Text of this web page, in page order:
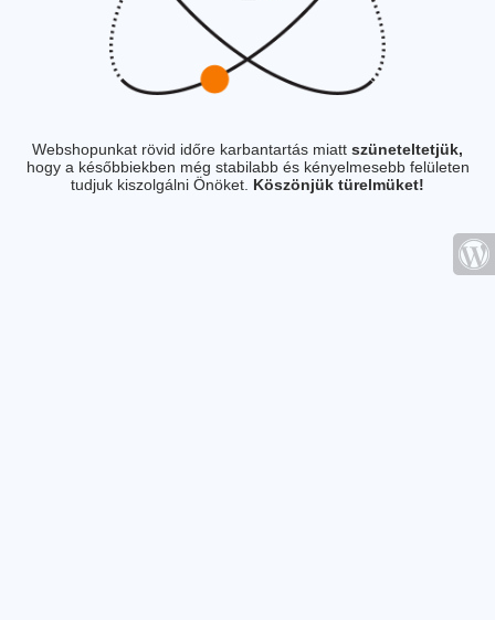
Webshopunkat rövid időre karbantartás miatt szüneteltetjük,
hogy a későbbiekben még stabilabb és kényelmesebb felületen
tudjuk kiszolgálni Önöket. Köszönjük türelmüket!